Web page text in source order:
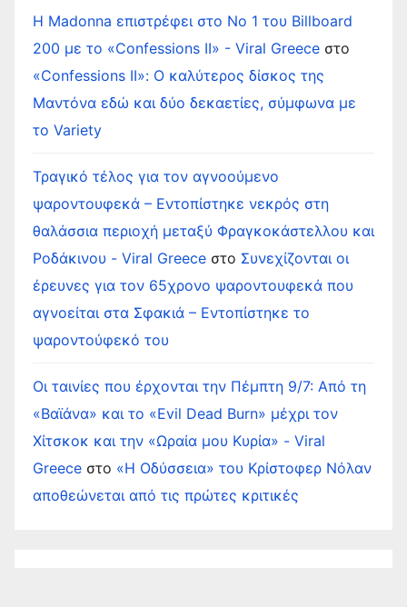
Η Madonna επιστρέφει στο Νο 1 του Billboard
200 με το «Confessions II» - Viral Greece στο
«Confessions II»: Ο καλύτερος δίσκος της
Μαντόνα εδώ και δύο δεκαετίες, σύμφωνα με
το Variety
Τραγικό τέλος για τον αγνοούμενο
ψαροντουφεκά – Εντοπίστηκε νεκρός στη
θαλάσσια περιοχή μεταξύ Φραγκοκάστελλου και
Ροδάκινου - Viral Greece στο Συνεχίζονται οι
έρευνες για τον 65χρονο ψαροντουφεκά που
αγνοείται στα Σφακιά – Εντοπίστηκε το
ψαροντούφεκό του
Οι ταινίες που έρχονται την Πέμπτη 9/7: Από τη
«Βαϊάνα» και το «Evil Dead Burn» μέχρι τον
Χίτσκοκ και την «Ωραία μου Κυρία» - Viral
Greece στο «Η Οδύσσεια» του Κρίστοφερ Νόλαν
αποθεώνεται από τις πρώτες κριτικές